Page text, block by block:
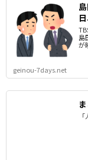
島
が
geinou-7days.net